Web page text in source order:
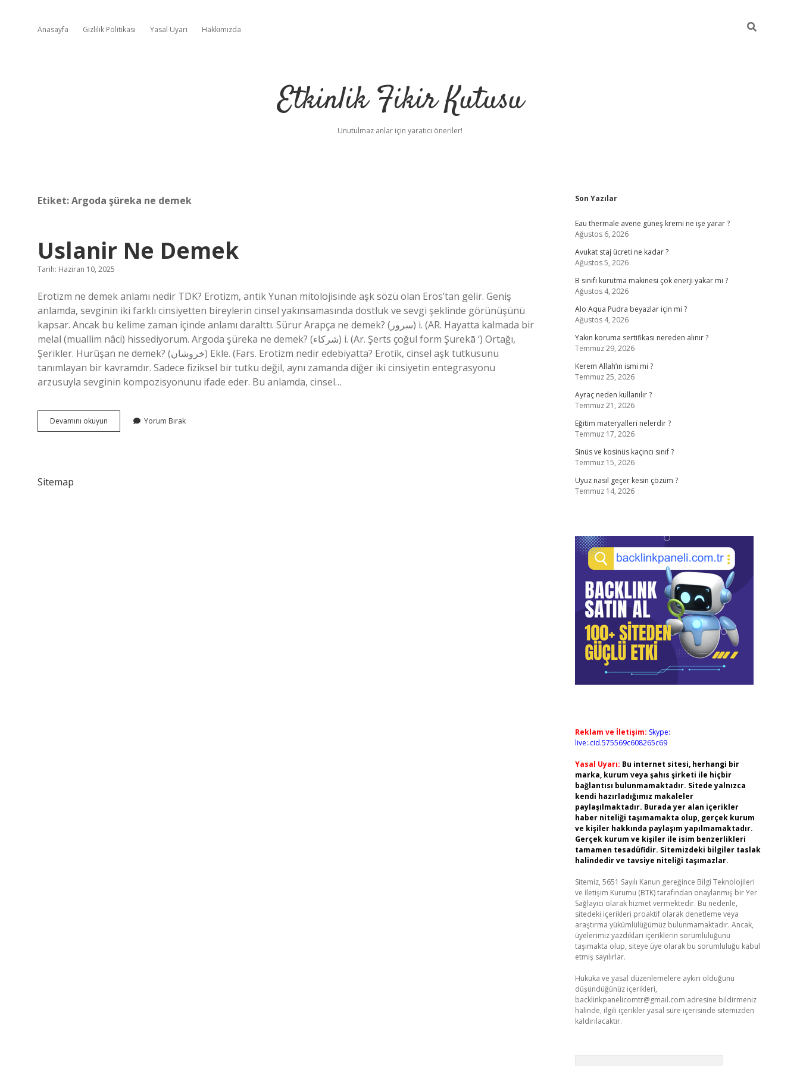
Anasayfa Gizlilik Politikası Yasal Uyarı Hakkımızda
Etkinlik Fikir Kutusu
Unutulmaz anlar için yaratıcı öneriler!
Etiket:Argoda şüreka ne demek
Uslanir Ne Demek
Tarih: Haziran 10, 2025
Erotizm ne demek anlamı nedir TDK? Erotizm, antik Yunan mitolojisinde aşk sözü olan Eros’tan gelir. Geniş
anlamda, sevginin iki farklı cinsiyetten bireylerin cinsel yakınsamasında dostluk ve sevgi şeklinde görünüşünü
kapsar. Ancak bu kelime zaman içinde anlamı daralttı. Sürur Arapça ne demek? (ﺳﺮﻭﺭ) i. (AR. Hayatta kalmada bir
melal (muallim nâci) hissediyorum. Argoda şüreka ne demek? (ﺷﺮﻛﺎﺀ) i. (Ar. Şerts çoğul form Şurekā ‘) Ortağı,
Şerikler. Hurûşan ne demek? (ﺧﺮﻭﺷﺎﻥ) Ekle. (Fars. Erotizm nedir edebiyatta? Erotik, cinsel aşk tutkusunu
tanımlayan bir kavramdır. Sadece fiziksel bir tutku değil, aynı zamanda diğer iki cinsiyetin entegrasyonu
arzusuyla sevginin kompozisyonunu ifade eder. Bu anlamda, cinsel…
Devamını okuyun
Ne
Yorum Bırak
Sitemap
Sidebar
Son Yazılar
Eau thermale avene güneş kremi ne işe yarar ?
Ağustos 6, 2026
Avukat staj ücreti ne kadar ?
Ağustos 5, 2026
B sınıfı kurutma makinesi çok enerji yakar mı ?
Ağustos 4, 2026
Alo Aqua Pudra beyazlar için mi ?
Ağustos 4, 2026
Yakın koruma sertifikası nereden alınır ?
Temmuz 29, 2026
Kerem Allah’ın ismi mi ?
Temmuz 25, 2026
Ayraç neden kullanılır ?
Temmuz 21, 2026
Eğitim materyalleri nelerdir ?
Temmuz 17, 2026
Sinüs ve kosinüs kaçıncı sınıf ?
Temmuz 15, 2026
Uyuz nasıl geçer kesin çözüm ?
Temmuz 14, 2026
Reklam ve İletişim: Skype:
live:.cid.575569c608265c69
Yasal Uyarı: Bu internet sitesi, herhangi bir
marka, kurum veya şahıs şirketi ile hiçbir
bağlantısı bulunmamaktadır. Sitede yalnızca
kendi hazırladığımız makaleler
paylaşılmaktadır. Burada yer alan içerikler
haber niteliği taşımamakta olup, gerçek kurum
ve kişiler hakkında paylaşım yapılmamaktadır.
Gerçek kurum ve kişiler ile isim benzerlikleri
tamamen tesadüfidir. Sitemizdeki bilgiler taslak
halindedir ve tavsiye niteliği taşımazlar.
Sitemiz, 5651 Sayılı Kanun gereğince Bilgi Teknolojileri
ve İletişim Kurumu (BTK) tarafından onaylanmış bir Yer
Sağlayıcı olarak hizmet vermektedir. Bu nedenle,
sitedeki içerikleri proaktif olarak denetleme veya
araştırma yükümlülüğümüz bulunmamaktadır. Ancak,
üyelerimiz yazdıkları içeriklerin sorumluluğunu
taşımakta olup, siteye üye olarak bu sorumluluğu kabul
etmiş sayılırlar.
Hukuka ve yasal düzenlemelere aykırı olduğunu
düşündüğünüz içerikleri,
backlinkpanelicomtr@gmail.com adresine bildirmeniz
halinde, ilgili içerikler yasal süre içerisinde sitemizden
kaldırılacaktır.